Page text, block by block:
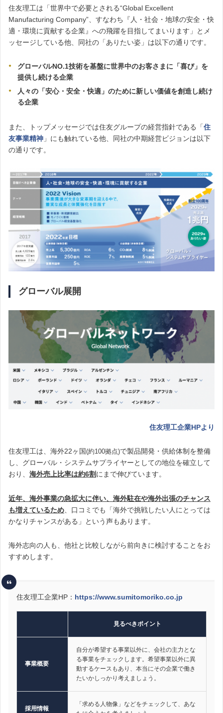
住友理工は「世界中で必要とされる“Global Excellent
Manufacturing Company”、すなわち『人・社会・地球の安全・快
適・環境に貢献する企業』への飛躍を目指してまいります」とメ
ッセージしている他、同社の「ありたい姿」は以下の通りです。
グローバルNO.1技術を基盤に世界中のお客さまに「喜び」を
提供し続ける企業
人々の「安心・安全・快適」のために新しい価値を創造し続け
る企業
また、トップメッセージでは住友グループの経営指針である「住
友事業精神 」にも触れている他、同社の中期経営ビジョンは以下
の通りです。
グローバル展開
住友理工企業HPより
住友理工は、海外22ヶ国(約100拠点)で製品開発・供給体制を整備
し、グローバル・システムサプライヤーとしての地位を確立して
おり、 海外売上比率は約6割にまで伸びています。
近年、海外事業の急拡大に伴い、海外駐在や海外出張のチャンス
も増えているため 、口コミでも「海外で挑戦したい人にとっては
かなりチャンスがある」という声もあります。
海外志向の人も、他社と比較しながら前向きに検討することをお
すすめします。
住友理工企業HP： https://www.sumitomoriko.co.jp
見るべきポイント
事業概要
自分が希望する事業以外に、会社の主力とな
る事業をチェックします。希望事業以外に異
動するケースもあり、本当にその企業で働き
たいかしっかり考えましょう。
採用情報
「求める人物像」などをチェックして、あな